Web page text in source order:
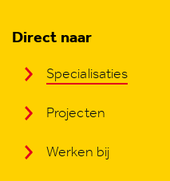
Direct naar
Specialisaties
Projecten
Werken bij